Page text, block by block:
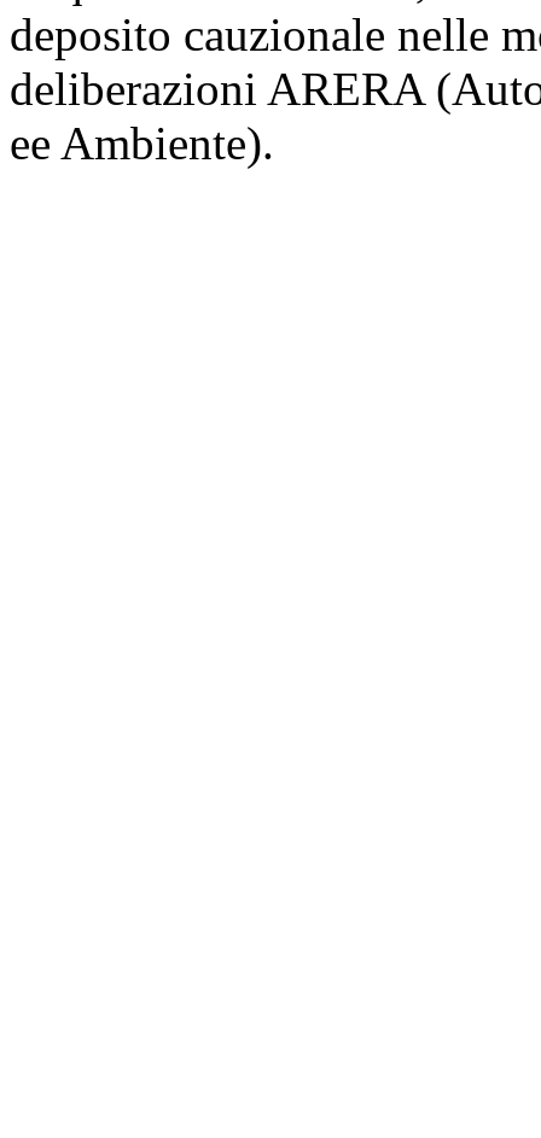
deposito cauzionale nelle
deliberazioni ARERA
ee Ambiente).